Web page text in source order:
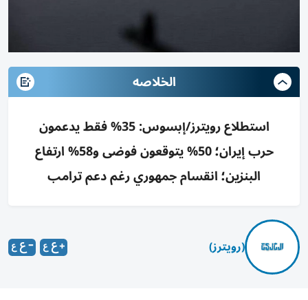
الخلاصه
استطلاع رويترز/إبسوس: 35% فقط يدعمون
حرب إيران؛ 50% يتوقعون فوضى و58% ارتفاع
البنزين؛ انقسام جمهوري رغم دعم ترامب
(رويترز)